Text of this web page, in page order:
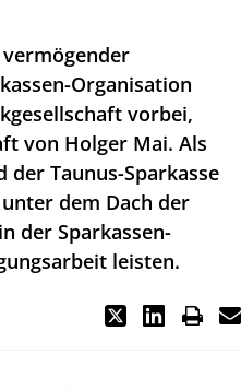
Organisation
vorbei,
von Holger Mai. Als
Taunus-Sparkasse
dem Dach der
der Sparkassen-
leisten.